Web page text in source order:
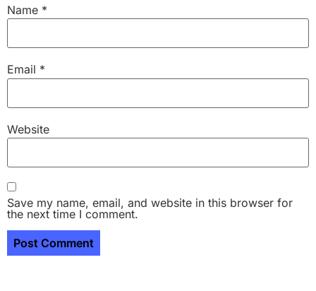
Name *
Email *
Website
Save my name, email, and website in this browser for
the next time I comment.